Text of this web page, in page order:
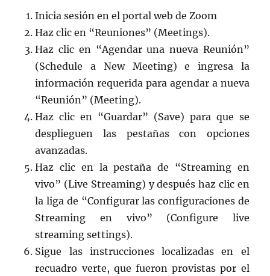
Inicia sesión en el portal web de Zoom
Haz clic en “Reuniones” (Meetings).
Haz clic en “Agendar una nueva Reunión”
(Schedule a New Meeting) e ingresa la
información requerida para agendar a nueva
“Reunión” (Meeting).
Haz clic en “Guardar” (Save) para que se
desplieguen las pestañas con opciones
avanzadas.
Haz clic en la pestaña de “Streaming en
vivo” (Live Streaming) y después haz clic en
la liga de “Configurar las configuraciones de
Streaming en vivo” (Configure live
streaming settings).
Sigue las instrucciones localizadas en el
recuadro verte, que fueron provistas por el